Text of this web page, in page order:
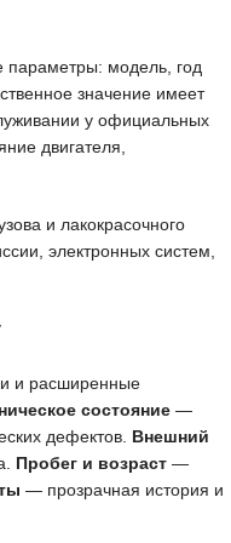
параметры: модель, год
значение имеет
у официальных
двигателя,
и лакокрасочного
электронных систем,
и расширенные
состояние —
дефектов. Внешний
Пробег и возраст —
— прозрачная история и